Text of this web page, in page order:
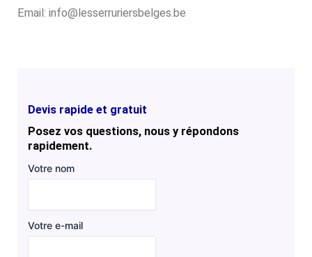
Email: info@lesserruriersbelges.be
Devis rapide et gratuit
Posez vos questions, nous y répondons
rapidement.
Votre nom
Votre e-mail